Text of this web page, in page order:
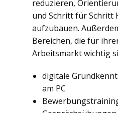
reduzieren,
und Schritt für Schritt
aufzubauen.
Bereichen, die für
Arbeitsmarkt wichtig
digitale
am PC